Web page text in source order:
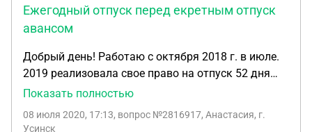
Ежегодный отпуск перед екретным отпуск
авансом
Добрый день! Работаю с октября 2018 г. в июле.
2019 реализовала свое право на отпуск 52 дня
(28+северный отпуск) дня. В октябре этого года
ситуации, хотелось бы уйти в отпуск сейчас с
Показать полностью
08 июля 2020, 17:13, вопрос №2816917, Анастасия, г.
Усинск